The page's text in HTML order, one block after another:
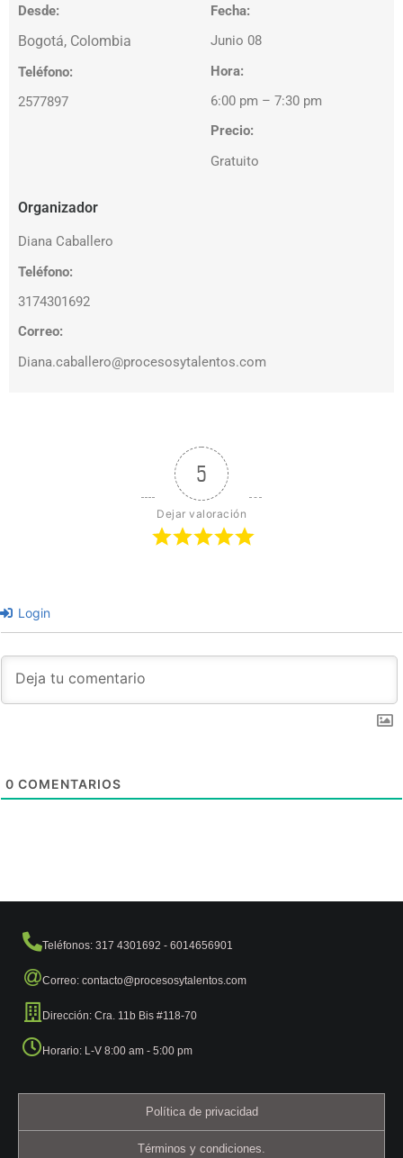
Desde:
Bogotá, Colombia
Teléfono:
2577897
Fecha:
Junio 08
Hora:
6:00 pm – 7:30 pm
Precio:
Gratuito
Organizador
Diana Caballero
Teléfono:
3174301692
Correo:
Diana.caballero@procesosytalentos.com
5
Dejar valoración
Login
0 COMENTARIOS
Teléfonos: 317 4301692 - 6014656901
Correo: contacto@procesosytalentos.com
Dirección: Cra. 11b Bis #118-70
Horario: L-V 8:00 am - 5:00 pm
Política de privacidad
Términos y condiciones.